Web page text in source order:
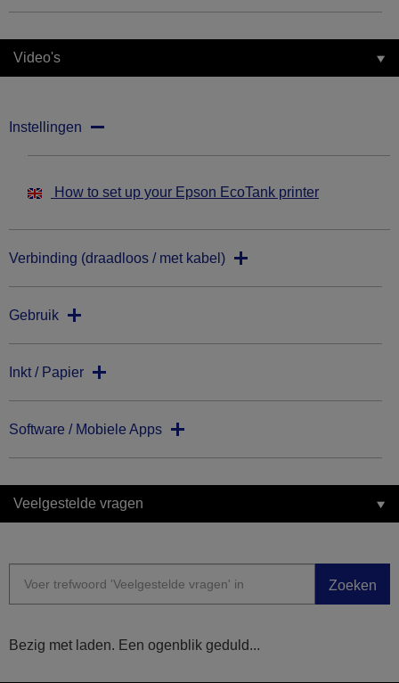
Video's
Instellingen
How to set up your Epson EcoTank printer
Verbinding (draadloos / met kabel)
Gebruik
Inkt / Papier
Software / Mobiele Apps
Veelgestelde vragen
Zoeken
Bezig met laden. Een ogenblik geduld...